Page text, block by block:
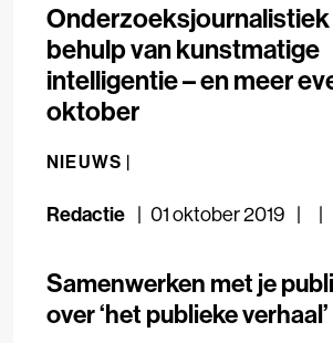
behulp van kunstmatige
intelligentie – en meer
oktober
NIEUWS |
Redactie 01 oktober 2019
Samenwerken met je
over ‘het publieke verhaal’